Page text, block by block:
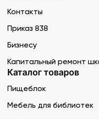
Контакты
Приказ 838
Бизнесу
Капитальный ремонт
Каталог товаров
Пищеблок
Мебель для библиотек